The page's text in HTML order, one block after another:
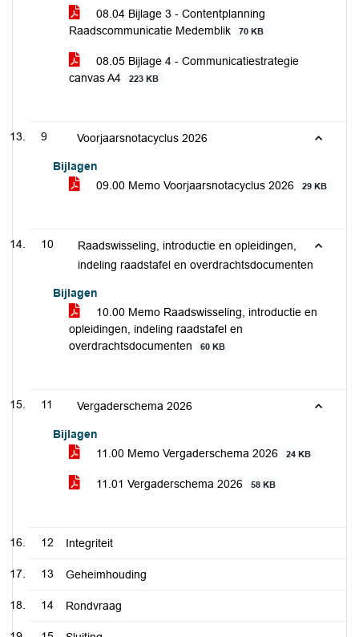
08.04 Bijlage 3 - Contentplanning
Raadscommunicatie Medemblik
70 KB
08.05 Bijlage 4 - Communicatiestrategie
canvas A4
223 KB
9 Voorjaarsnotacyclus 2026
Bijlagen
09.00 Memo Voorjaarsnotacyclus 2026
29 KB
10
Raadswisseling, introductie en opleidingen,
indeling raadstafel en overdrachtsdocumenten
Bijlagen
10.00 Memo Raadswisseling, introductie en
opleidingen, indeling raadstafel en
overdrachtsdocumenten
60 KB
11 Vergaderschema 2026
Bijlagen
11.00 Memo Vergaderschema 2026
24 KB
11.01 Vergaderschema 2026 58 KB
12 Integriteit
13 Geheimhouding
14 Rondvraag